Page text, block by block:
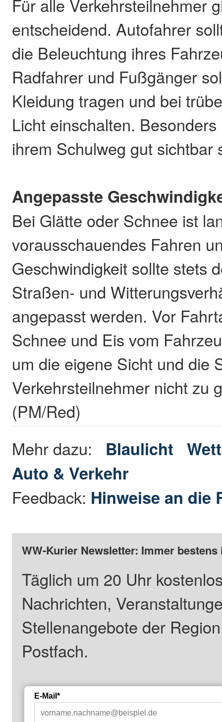
Für alle Verkehrsteilnehmer
entscheidend. Autofahrer
die Beleuchtung ihres
Radfahrer und Fußgänger
Kleidung tragen und bei
Licht einschalten.
ihrem Schulweg gut sichtbar
Angepasste
Bei Glätte oder Schnee ist
vorausschauendes Fahren
Geschwindigkeit sollte stets
Straßen- und
angepasst werden. Vor
Schnee und Eis vom
um die eigene Sicht und die
Verkehrsteilnehmer nicht zu
(PM/Red)
Mehr dazu: Blaulicht
Auto & Verkehr
Feedback: Hinweise an die
WW-Kurier Newsletter: Immer
Täglich um 20 Uhr
Nachrichten,
Stellenangebote der
Postfach.
E-Mail*